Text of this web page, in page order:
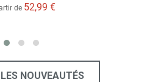
de 52,99 €
NOUVEAUTÉS